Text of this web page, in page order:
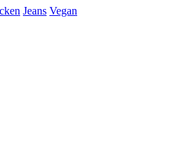
Jeans Vegan